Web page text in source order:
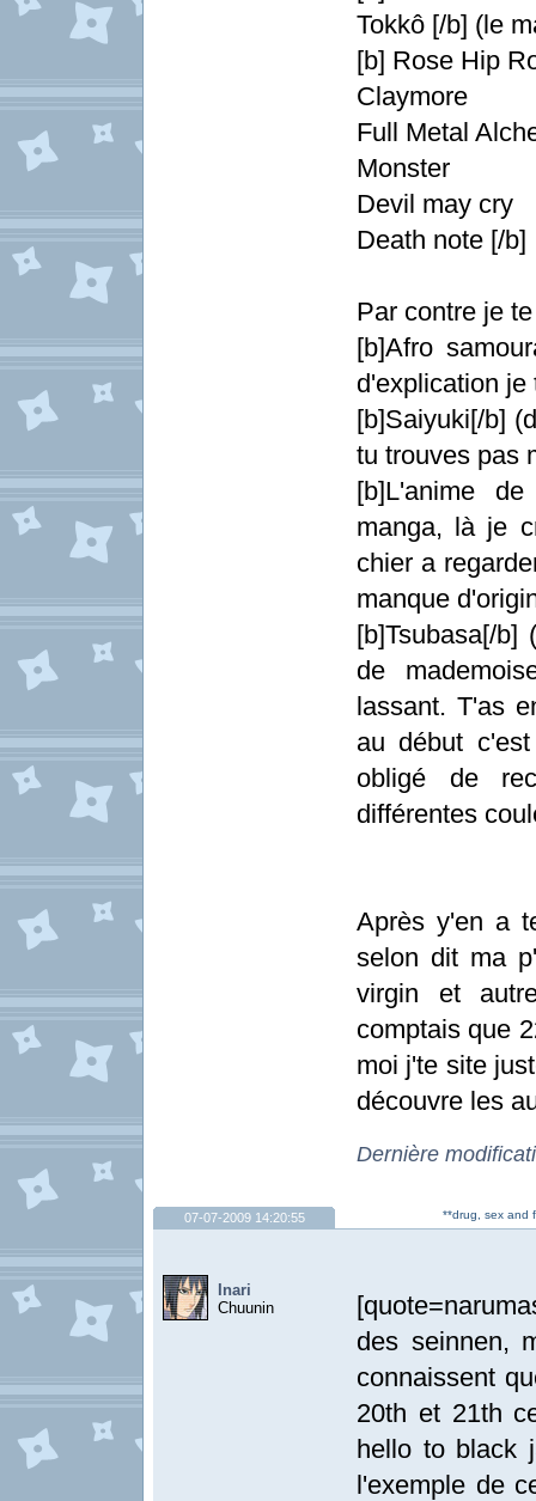
Tokkô [/b] (le
[b] Rose Hip
Claymore
Full Metal
Monster
Devil may cry
Death note [/b]
Par contre je
[b]Afro
d'explication je
[b]Saiyuki[/b]
tu trouves pas
[b]L'anime
manga, là je
chier a
manque
[b]Tsubasa[/b]
de
lassant. T'as
au début
obligé de
différentes
Après y'en a
selon dit ma
virgin et
comptais que
moi j'te site
découvre les
Dernière
**drug, sex and
07-07-2009 14:20:55
Inari
Chuunin
des seinnen,
connaissent
20th et 21th
hello to black
l'exemple de